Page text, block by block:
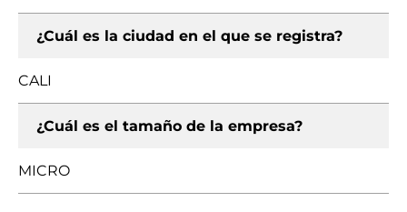
¿Cuál es la ciudad en el que se registra?
CALI
¿Cuál es el tamaño de la empresa?
MICRO